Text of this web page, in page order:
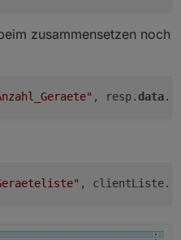
zusammensetzen noch
, resp.data
, clientListe.